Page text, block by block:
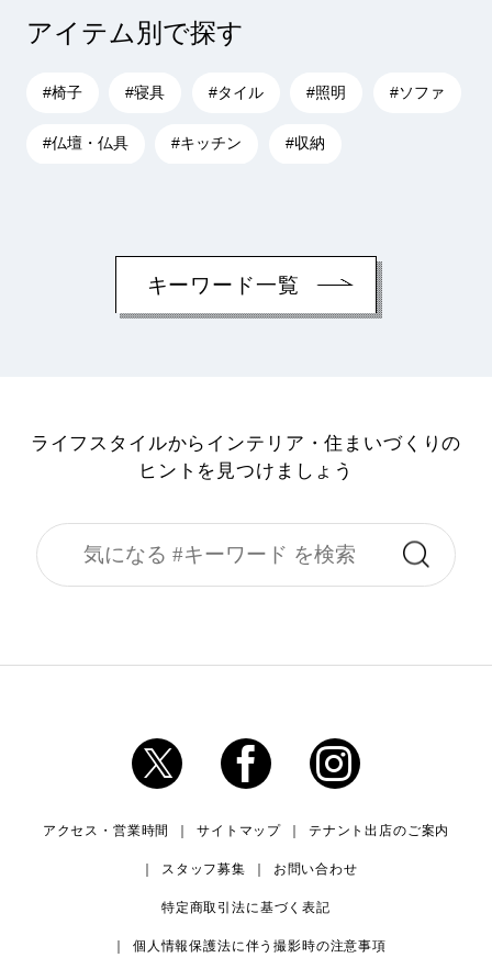
アイテム別で探す
#椅子 #寝具 #タイル #照明 #ソファ
#仏壇・仏具 #キッチン #収納
キーワード一覧
ライフスタイルからインテリア・住まいづくりの
ヒントを見つけましょう
アクセス・営業時間 サイトマップ テナント出店のご案内
スタッフ募集 お問い合わせ
特定商取引法に基づく表記
個人情報保護法に伴う撮影時の注意事項